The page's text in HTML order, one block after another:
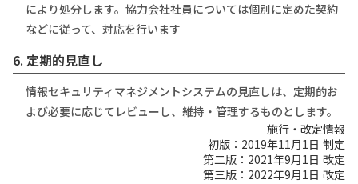
により処分します。協力会社社員については個別に定めた契約
などに従って、対応を行います
6. 定期的見直し
情報セキュリティマネジメントシステムの見直しは、定期的お
よび必要に応じてレビューし、維持・管理するものとします。
施行・改定情報
初版：2019年11⽉1⽇ 制定
第二版：2021年9⽉1⽇ 改定
第三版：2022年9⽉1⽇ 改定